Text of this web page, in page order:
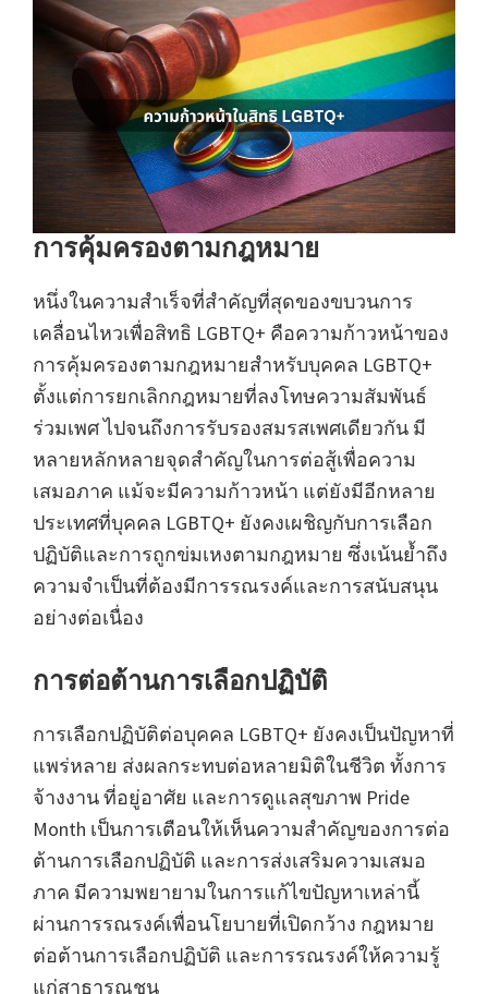
การคุ้มครองตามกฎหมาย
หนึ่งในความสำเร็จที่สำคัญที่สุดของขบวนการ
เคลื่อนไหวเพื่อสิทธิ LGBTQ+ คือความก้าวหน้าของ
การคุ้มครองตามกฎหมายสำหรับบุคคล LGBTQ+
ตั้งแต่การยกเลิกกฎหมายที่ลงโทษความสัมพันธ์
ร่วมเพศ ไปจนถึงการรับรองสมรสเพศเดียวกัน มี
หลายหลักหลายจุดสำคัญในการต่อสู้เพื่อความ
เสมอภาค แม้จะมีความก้าวหน้า แต่ยังมีอีกหลาย
ประเทศที่บุคคล LGBTQ+ ยังคงเผชิญกับการเลือก
ปฏิบัติและการถูกข่มเหงตามกฎหมาย ซึ่งเน้นย้ำถึง
ความจำเป็นที่ต้องมีการรณรงค์และการสนับสนุน
อย่างต่อเนื่อง
การต่อต้านการเลือกปฏิบัติ
การเลือกปฏิบัติต่อบุคคล LGBTQ+ ยังคงเป็นปัญหาที่
แพร่หลาย ส่งผลกระทบต่อหลายมิติในชีวิต ทั้งการ
จ้างงาน ที่อยู่อาศัย และการดูแลสุขภาพ Pride
Month เป็นการเตือนให้เห็นความสำคัญของการต่อ
ต้านการเลือกปฏิบัติ และการส่งเสริมความเสมอ
ภาค มีความพยายามในการแก้ไขปัญหาเหล่านี้
ผ่านการรณรงค์เพื่อนโยบายที่เปิดกว้าง กฎหมาย
ต่อต้านการเลือกปฏิบัติ และการรณรงค์ให้ความรู้
แก่สาธารณชน